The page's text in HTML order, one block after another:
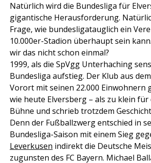
Natürlich wird die Bundesliga für
gigantische Herausforderung.
Frage, wie bundesligatauglich ein
10.000er-Stadion überhaupt sein
wir das nicht schon einmal?
1999, als die SpVgg Unterhaching
Bundesliga aufstieg. Der Klub aus
Vorort mit seinen 22.000 Einwohnern
wie heute Elversberg – als zu klein
Bühne und schrieb trotzdem
Denn der Fußballzwerg entschied in
Bundesliga-Saison mit einem Sieg
Leverkusen indirekt die Deutsche
zugunsten des FC Bayern. Michael